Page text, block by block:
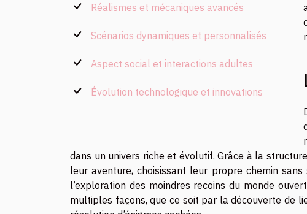
Réalismes et mécaniques avancés
Scénarios dynamiques et personnalisés
Aspect social et interactions adultes
Évolution technologique et innovations
dans un univers riche et évolutif. Grâce à la
leur aventure, choisissant leur propre chemin
l’exploration des moindres recoins du monde
multiples façons, que ce soit par la découverte de